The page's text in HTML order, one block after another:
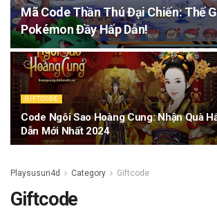
Mã Code Thần Thú Đại Chiến: Thế
Pokémon Đầy Hấp Dẫn!
GIFTCODE
Code Ngôi Sao Hoàng Cung: Nhận Quà
Dẫn Mới Nhất 2024
Playsusun4d Category Giftcode
Giftcode